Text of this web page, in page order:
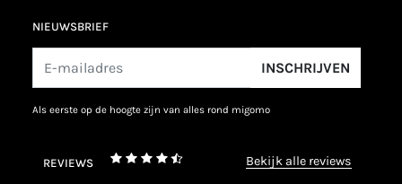
NIEUWSBRIEF
INSCHRIJVEN
als eerste op de hoogte zijn van alles rond migomo
REVIEWS bekijk alle reviews